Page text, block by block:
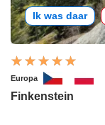
Ik was daar
Europa
Finkenstein